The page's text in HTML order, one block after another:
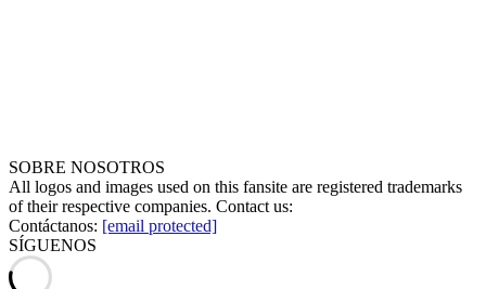
SOBRE NOSOTROS
All logos and images used on this fansite are registered trademarks
of their respective companies. Contact us:
Contáctanos: [email protected]
SÍGUENOS